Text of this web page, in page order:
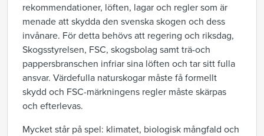
rekommendationer, löften, lagar och regler som är
menade att skydda den svenska skogen och dess
invånare. För detta behövs att regering och riksdag,
Skogsstyrelsen, FSC, skogsbolag samt trä-och
pappersbranschen infriar sina löften och tar sitt fulla
ansvar. Värdefulla naturskogar måste få formellt
skydd och FSC-märkningens regler måste skärpas
och efterlevas.
Mycket står på spel: klimatet, biologisk mångfald och